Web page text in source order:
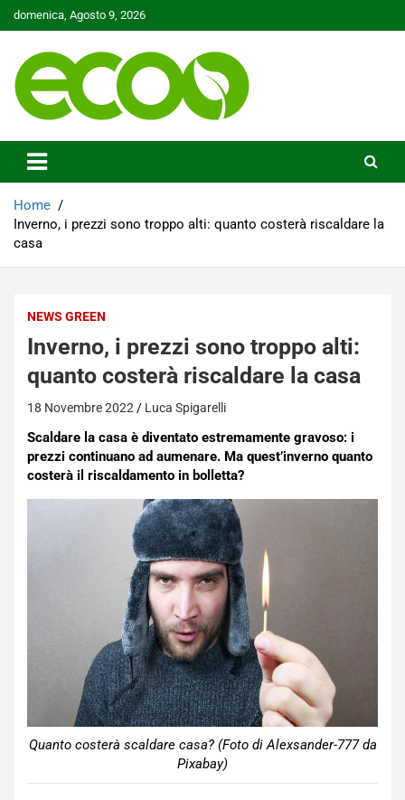
Skip
to
domenica, Agosto 9, 2026
Ecoo.it
Home
Inverno, i prezzi sono troppo alti: quanto costerà riscaldare la
casa
NEWS GREEN
Inverno, i prezzi sono troppo alti:
quanto costerà riscaldare la casa
18 Novembre 2022 Luca Spigarelli
Scaldare la casa è diventato estremamente gravoso: i
prezzi continuano ad aumenare. Ma quest’inverno quanto
costerà il riscaldamento in bolletta?
Quanto costerà scaldare casa? (Foto di Alexsander-777 da
Pixabay)